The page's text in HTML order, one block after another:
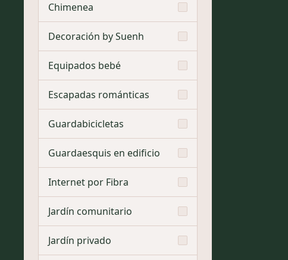
Chimenea
Decoración by Suenh
Equipados bebé
Escapadas románticas
Guardabicicletas
Guardaesquis en edificio
Internet por Fibra
Jardín comunitario
Jardín privado